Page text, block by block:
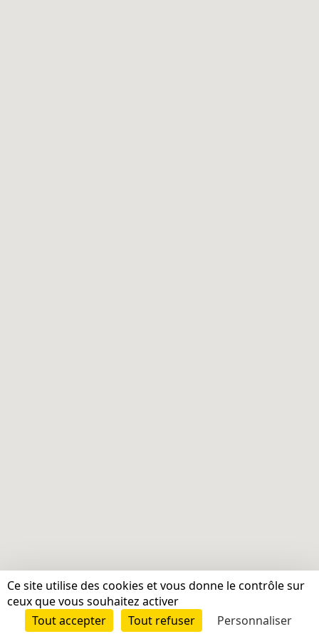
Ce site utilise des cookies et vous donne le contrôle sur
ceux que vous souhaitez activer
Tout accepter
Tout refuser Personnaliser